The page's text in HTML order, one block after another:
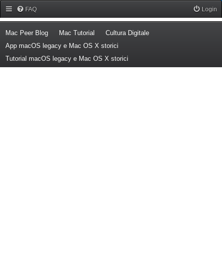
FAQ Login
Mac Peer Blog(Opens a new tab)
Mac Tutorial (Opens a new tab)
Cultura Digitale(Opens a new tab)
App macOS legacy e Mac OS X storici
Tutorial macOS legacy e Mac OS X storici